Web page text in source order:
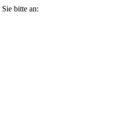
bitte an: